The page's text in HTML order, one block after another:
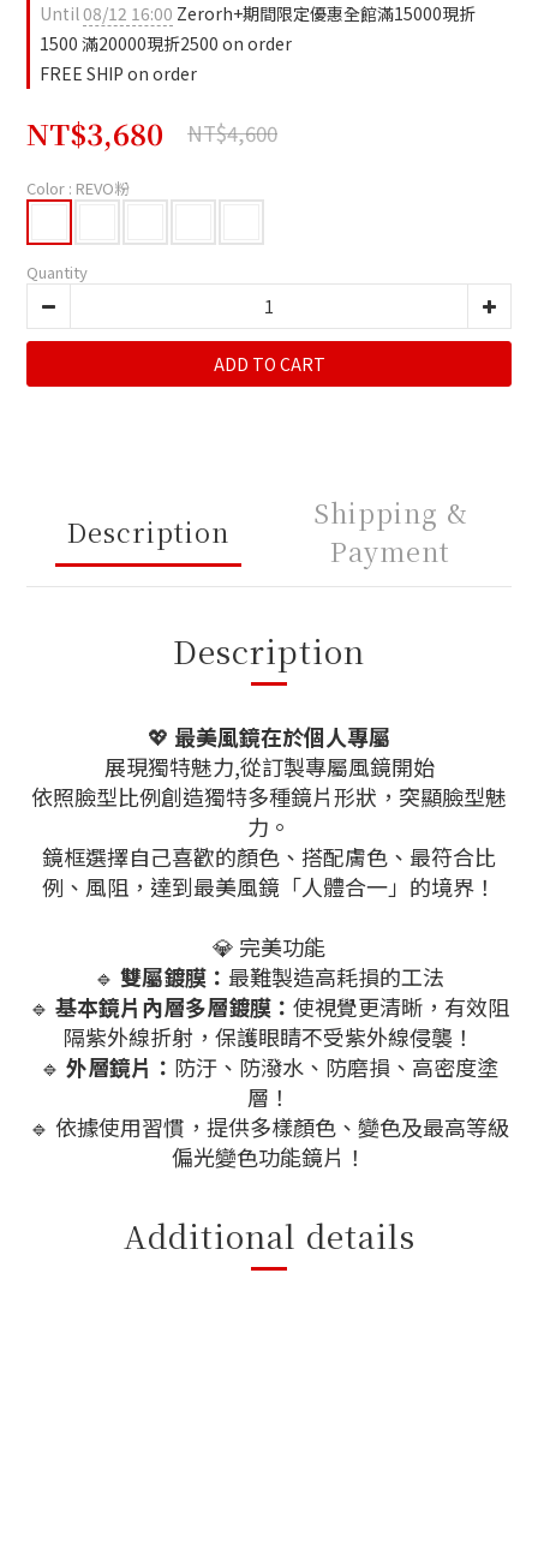
Until08/12 16:00 Zerorh+期間限定優惠全館滿15000現折
1500 滿20000現折2500 on order
FREE SHIP on order
NT$3,680 NT$4,600
Color : REVO粉
Quantity
ADD TO CART
Description
Shipping &
Payment
Description
💖 最美風鏡在於個人專屬
展現獨特魅力,從訂製專屬風鏡開始
依照臉型比例創造獨特多種鏡片形狀，突顯臉型魅
力。
鏡框選擇自己喜歡的顏色、搭配膚色、最符合比
例、風阻，達到最美風鏡「人體合一」的境界！
💎 完美功能
🔹 雙屬鍍膜： 最難製造高耗損的工法
🔹 基本鏡片內層多層鍍膜： 使視覺更清晰，有效阻
隔紫外線折射，保護眼睛不受紫外線侵襲！
🔹 外層鏡片： 防汙、防潑水、防磨損、高密度塗
層！
🔹 依據使用習慣，提供多樣顏色、變色及最高等級
偏光變色功能鏡片！
Additional details